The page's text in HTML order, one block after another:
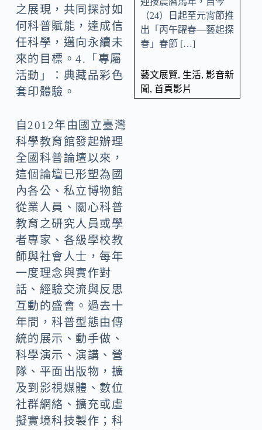
之展現，共同探討如
何科普賦能，達成信
任科學，邁向永續未
來的目標。4.「專屬
活動」：典藏品彩色
套印體驗。
自2012年由國立臺灣
科學教育館發起辦理
全國科普論壇以來，
這個論壇已形塑為國
內各公、私立博物館
從業人員、關心科普
教育之研究人員或學
者專家、各級學校教
師與社會人士，每年
一度理念與實作對
話、經驗交流與反思
互動的盛會。過去十
年間，科普型態由傳
統的展示、動手做、
科學演示、演講、營
隊、平面出版物，擴
及到影視媒體、數位
社群網絡、擴充或虛
擬實境科技製作；科
（24）日起至元宵節推
出「丙午躍春—藝起探
春」春節 […]
藝文展覽, 生活, 影音新
聞, 首頁影片